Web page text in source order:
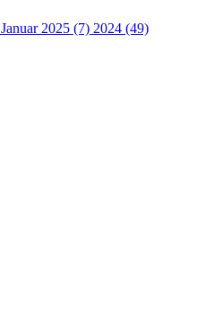
Januar 2025 (7) 2024 (49)